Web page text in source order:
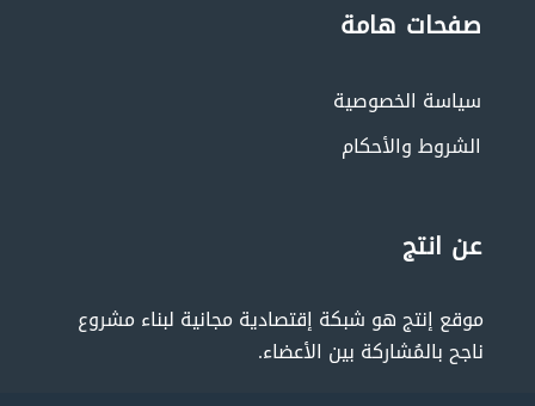
صفحات هامة
سياسة الخصوصية
الشروط والأحكام
عن انتج
موقع إنتج هو شبكة إقتصادية مجانية لبناء مشروع
ناجح بالمُشاركة بين الأعضاء.